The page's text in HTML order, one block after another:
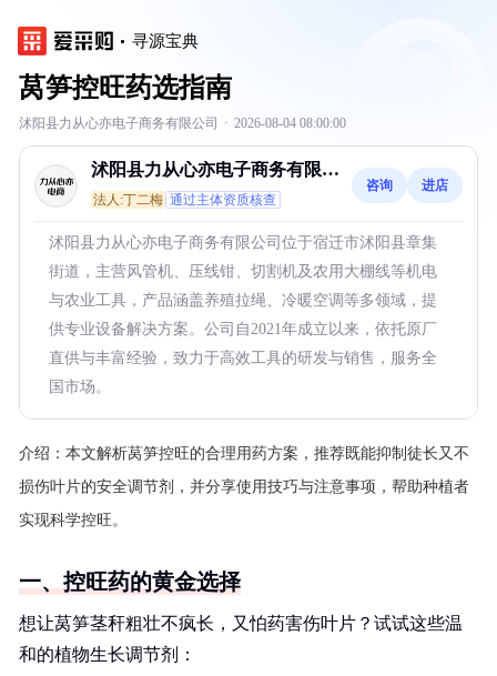
寻源宝典
莴笋控旺药选指南
沭阳县力从心亦电子商务有限公司 · 2026-08-04 08:00:00
沭阳县力从心亦电子商务有限公
司
法人:丁二梅 通过主体资质核查
咨询 进店
沭阳县力从心亦电子商务有限公司位于宿迁市沭阳县章集
街道，主营风管机、压线钳、切割机及农用大棚线等机电
与农业工具，产品涵盖养殖拉绳、冷暖空调等多领域，提
供专业设备解决方案。公司自2021年成立以来，依托原厂
直供与丰富经验，致力于高效工具的研发与销售，服务全
国市场。
介绍： 本文解析莴笋控旺的合理用药方案，推荐既能抑制徒长又不
损伤叶片的安全调节剂，并分享使用技巧与注意事项，帮助种植者
实现科学控旺。
一、控旺药的黄金选择
想让莴笋茎秆粗壮不疯长，又怕药害伤叶片？试试这些温
和的植物生长调节剂：